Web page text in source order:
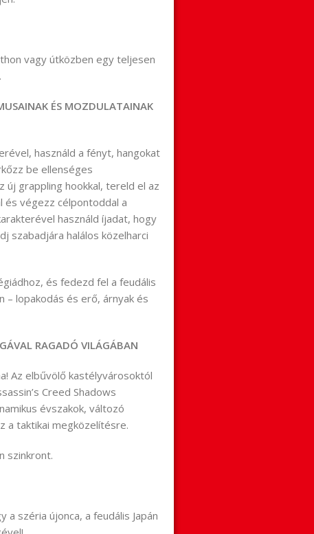
vagy útközben egy teljesen
ÉS MOZDULATAINAK
használd a fényt, hangokat
be ellenséges
grappling hookkal, tereld el az
és végezz célpontoddal a
használd íjadat, hogy
szabadjára halálos közelharci
és fedezd fel a feudális
– lopakodás és erő, árnyak és
RAGADÓ VILÁGÁBAN
Az elbűvölő kastélyvárosoktól
Creed Shadows
évszakok, változó
a taktikai megközelítésre.
szinkront.
a széria újonca, a feudális Japán